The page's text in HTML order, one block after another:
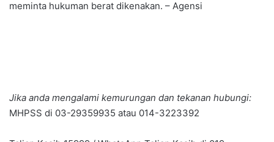
meminta hukuman berat dikenakan. – Agensi
Jika anda mengalami kemurungan dan tekanan hubungi:
MHPSS di 03-29359935 atau 014-3223392